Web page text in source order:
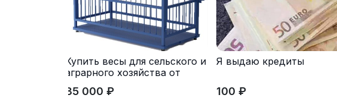
Купить весы для сельского и
аграрного хозяйства от
35 000 ₽
Я выдаю кредиты
100 ₽